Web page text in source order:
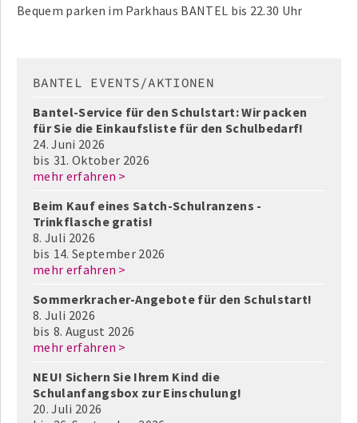
Bequem parken im Parkhaus BANTEL bis 22.30 Uhr
BANTEL EVENTS/AKTIONEN
Bantel-Service für den Schulstart: Wir packen
für Sie die Einkaufsliste für den Schulbedarf!
24. Juni 2026
bis 31. Oktober 2026
mehr erfahren >
Beim Kauf eines Satch-Schulranzens -
Trinkflasche gratis!
8. Juli 2026
bis 14. September 2026
mehr erfahren >
Sommerkracher-Angebote für den Schulstart!
8. Juli 2026
bis 8. August 2026
mehr erfahren >
NEU! Sichern Sie Ihrem Kind die
Schulanfangsbox zur Einschulung!
20. Juli 2026